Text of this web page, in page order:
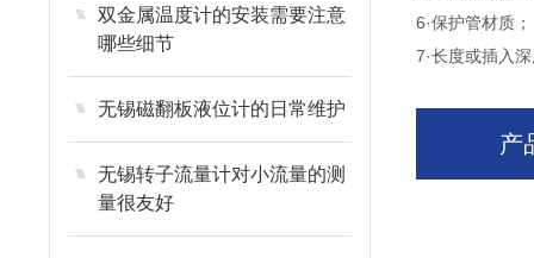
双金属温度计的安装需要注意
哪些细节
无锡磁翻板液位计的日常维护
无锡转子流量计对小流量的测
量很友好
6·保护管材质；
7·长度或插入
产